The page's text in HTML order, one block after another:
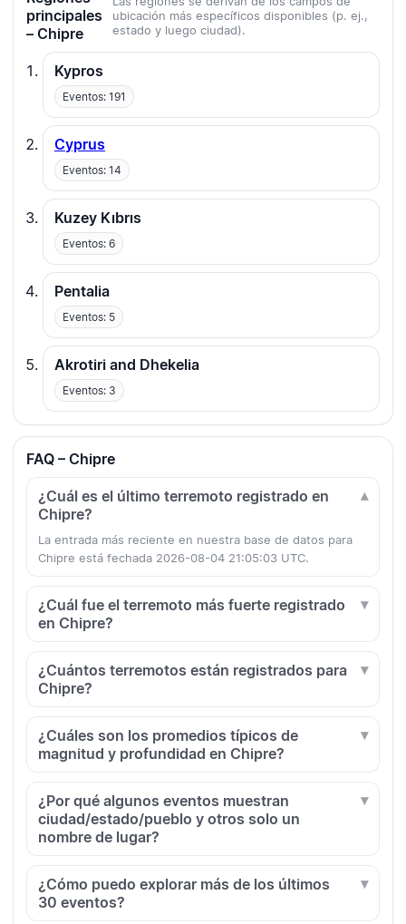
principales
– Chipre
ubicación más específicos disponibles (p. ej.,
estado y luego ciudad).
Kypros
Eventos: 191
Cyprus
Eventos: 14
Kuzey Kıbrıs
Eventos: 6
Pentalia
Eventos: 5
Akrotiri and Dhekelia
Eventos: 3
FAQ – Chipre
¿Cuál es el último terremoto registrado en
Chipre?
La entrada más reciente en nuestra base de datos para
Chipre está fechada 2026-08-04 21:05:03 UTC.
¿Cuál fue el terremoto más fuerte registrado
en Chipre?
¿Cuántos terremotos están registrados para
Chipre?
¿Cuáles son los promedios típicos de
magnitud y profundidad en Chipre?
¿Por qué algunos eventos muestran
ciudad/estado/pueblo y otros solo un
nombre de lugar?
¿Cómo puedo explorar más de los últimos
30 eventos?